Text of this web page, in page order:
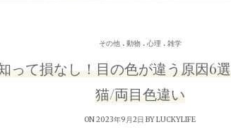
その他. 動物. 心理 . 雑学
って損なし！目の色が違う原因6
猫/両目色違い
ON 2023年9月2日 BYLUCKYLIFE